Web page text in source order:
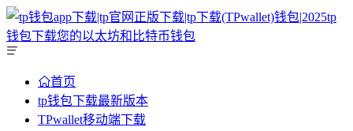
首页
tp钱包下载最新版本
TPwallet移动端下载